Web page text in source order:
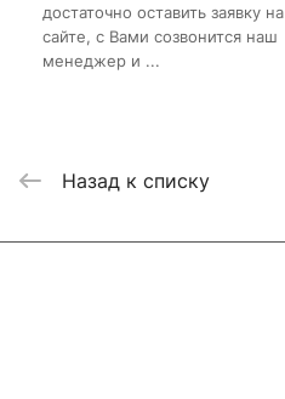
достаточно оставить заявку на
сайте, с Вами созвонится наш
менеджер и ...
Назад к списку